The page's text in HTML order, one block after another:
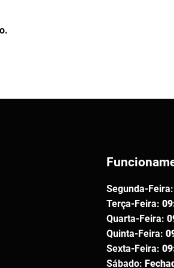
Segunda-Feira:
Terça-Feira:
Quarta-Feira:
Quinta-Feira:
Sexta-Feira:
Sábado: